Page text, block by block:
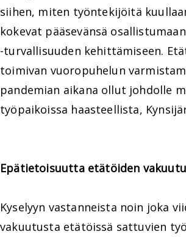
siihen, miten työntekijöitä
kokevat pääsevänsä
-turvallisuuden kehittämiseen.
toimivan vuoropuhelun
pandemian aikana ollut johdolle
työpaikoissa haasteellista,
Epätietoisuutta etätöiden
Kyselyyn vastanneista noin joka
vakuutusta etätöissä sattuvien